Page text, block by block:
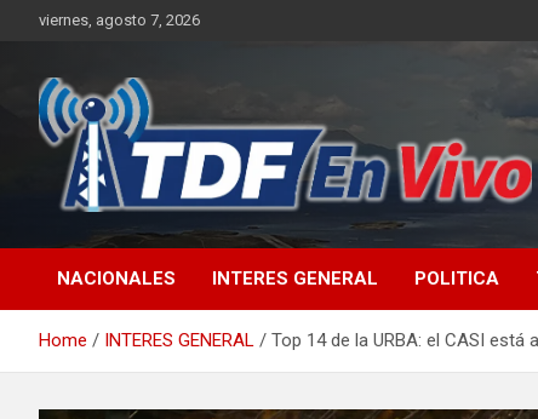
viernes, agosto 7, 2026
NACIONALES INTERES GENERAL POLITICA
Home INTERES GENERAL Top 14 de la URBA: el CASI